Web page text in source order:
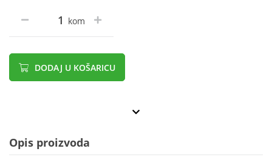
kom
DODAJ U KOŠARICU
Opis proizvoda